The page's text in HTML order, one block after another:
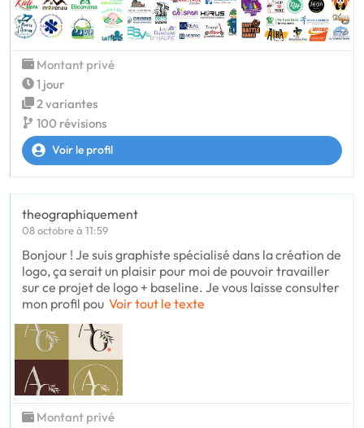
Montant privé
1 jour
2 variantes
100 révisions
Voir le profil
theographiquement
08 octobre à 11:59
Bonjour ! Je suis graphiste spécialisé dans la création de
logo, ça serait un plaisir pour moi de pouvoir travailler
sur ce projet de logo + baseline. Je vous laisse consulter
mon profil pou Voir tout le texte
Montant privé